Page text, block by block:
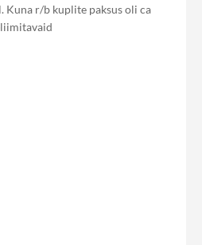
Kuna r/b kuplite paksus oli ca